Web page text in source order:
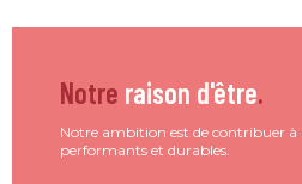
Notre raison d'être.
Notre ambition est de contribuer à
performants et durables.